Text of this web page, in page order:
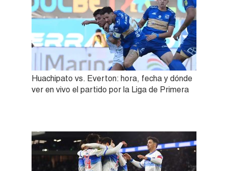
Huachipato vs. Everton: hora, fecha y dónde
ver en vivo el partido por la Liga de Primera